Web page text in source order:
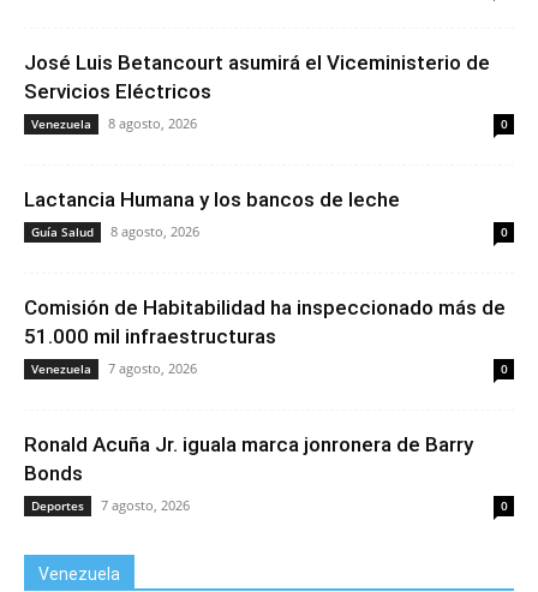
José Luis Betancourt asumirá el Viceministerio de
Servicios Eléctricos
Venezuela 8 agosto, 2026 0
Lactancia Humana y los bancos de leche
Guía Salud 8 agosto, 2026 0
Comisión de Habitabilidad ha inspeccionado más de
51.000 mil infraestructuras
Venezuela 7 agosto, 2026 0
Ronald Acuña Jr. iguala marca jonronera de Barry
Bonds
Deportes 7 agosto, 2026 0
Venezuela